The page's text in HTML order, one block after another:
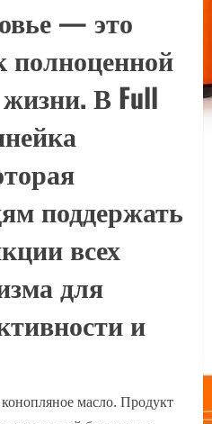
— это
В Full
поддержать
всех
для
и
масло. Продукт